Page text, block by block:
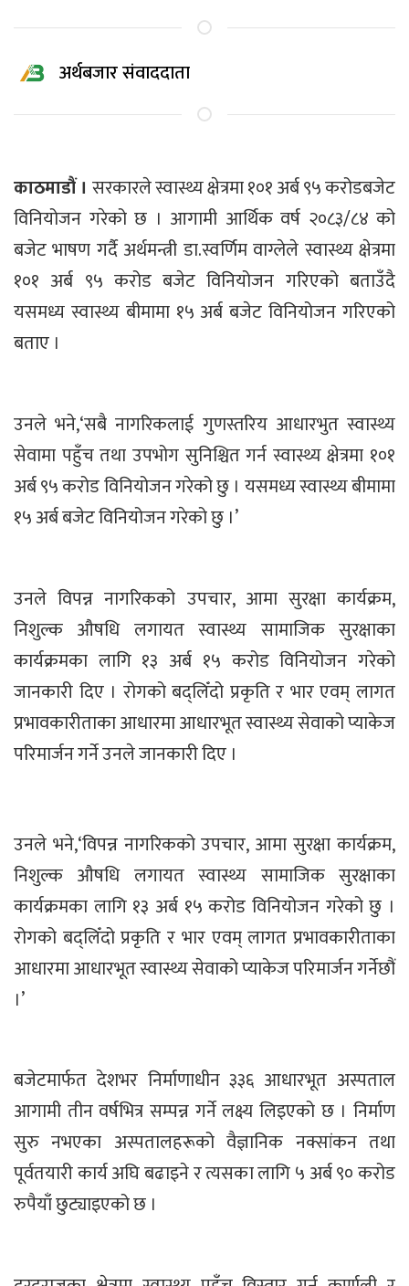
अर्थबजार संवाददाता
काठमाडौं । सरकारले स्वास्थ्य क्षेत्रमा १०१ अर्ब ९५ करोडबजेट
विनियोजन गरेको छ । आगामी आर्थिक वर्ष २०८३/८४ को
बजेट भाषण गर्दै अर्थमन्त्री डा.स्वर्णिम वाग्लेले स्वास्थ्य क्षेत्रमा
१०१ अर्ब ९५ करोड बजेट विनियोजन गरिएको बताउँदै
यसमध्य स्वास्थ्य बीमामा १५ अर्ब बजेट विनियोजन गरिएको
बताए ।
उनले भने,‘सबै नागरिकलाई गुणस्तरिय आधारभुत स्वास्थ्य
सेवामा पहुँच तथा उपभोग सुनिश्चित गर्न स्वास्थ्य क्षेत्रमा १०१
अर्ब ९५ करोड विनियोजन गरेको छु । यसमध्य स्वास्थ्य बीमामा
१५ अर्ब बजेट विनियोजन गरेको छु ।’
उनले विपन्न नागरिकको उपचार, आमा सुरक्षा कार्यक्रम,
निशुल्क औषधि लगायत स्वास्थ्य सामाजिक सुरक्षाका
कार्यक्रमका लागि १३ अर्ब १५ करोड विनियोजन गरेको
जानकारी दिए । रोगको बद्लिँदो प्रकृति र भार एवम् लागत
प्रभावकारीताका आधारमा आधारभूत स्वास्थ्य सेवाको प्याकेज
परिमार्जन गर्ने उनले जानकारी दिए ।
उनले भने,‘विपन्न नागरिकको उपचार, आमा सुरक्षा कार्यक्रम,
निशुल्क औषधि लगायत स्वास्थ्य सामाजिक सुरक्षाका
कार्यक्रमका लागि १३ अर्ब १५ करोड विनियोजन गरेको छु ।
रोगको बद्लिँदो प्रकृति र भार एवम् लागत प्रभावकारीताका
आधारमा आधारभूत स्वास्थ्य सेवाको प्याकेज परिमार्जन गर्नेछौं
।’
बजेटमार्फत देशभर निर्माणाधीन ३३६ आधारभूत अस्पताल
आगामी तीन वर्षभित्र सम्पन्न गर्ने लक्ष्य लिइएको छ । निर्माण
सुरु नभएका अस्पतालहरूको वैज्ञानिक नक्सांकन तथा
पूर्वतयारी कार्य अघि बढाइने र त्यसका लागि ५ अर्ब ९० करोड
रुपैयाँ छुट्याइएको छ ।